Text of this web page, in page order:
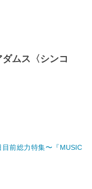
ムス〈シンコ
前総力特集〜『MUSIC